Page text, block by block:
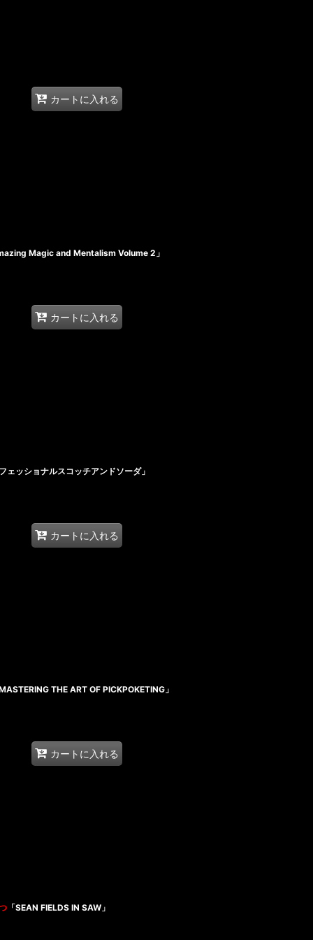
カートに入れる
Magic and Mentalism Volume 2」
カートに入れる
ェッショナルスコッチアンドソーダ」
カートに入れる
MASTERING THE ART OF PICKPOKETING」
カートに入れる
「SEAN FIELDS IN SAW」